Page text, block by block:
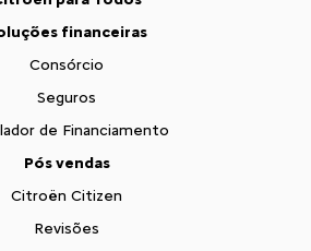
financeiras
Consórcio
Seguros
de Financiamento
Pós vendas
Citroën Citizen
Revisões